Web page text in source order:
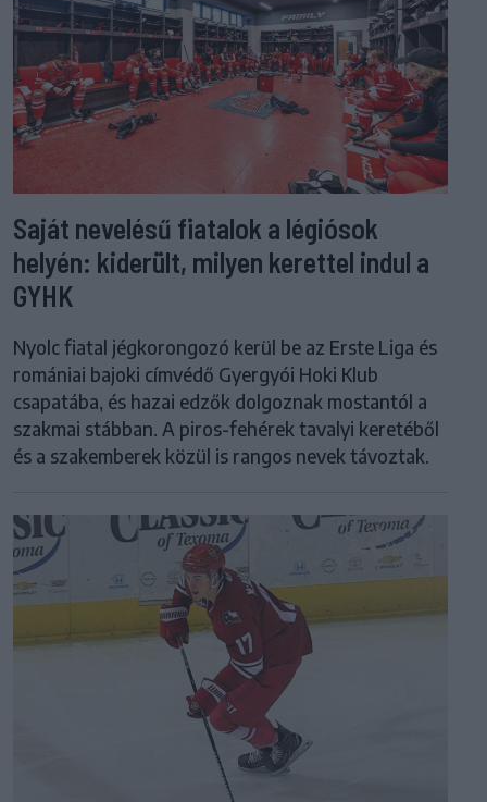
Saját nevelésű fiatalok a légiósok
helyén: kiderült, milyen kerettel indul a
GYHK
Nyolc fiatal jégkorongozó kerül be az Erste Liga és
romániai bajoki címvédő Gyergyói Hoki Klub
csapatába, és hazai edzők dolgoznak mostantól a
szakmai stábban. A piros-fehérek tavalyi keretéből
és a szakemberek közül is rangos nevek távoztak.